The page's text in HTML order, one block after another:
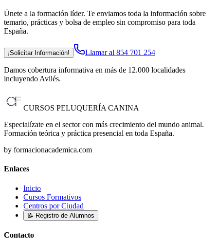
Únete a la formación líder. Te enviamos toda la información sobre
temario, prácticas y bolsa de empleo sin compromiso para toda
España.
¡Solicitar Información! Llamar al 854 701 254
Damos cobertura informativa en más de 12.000 localidades
incluyendo Avilés.
CURSOS PELUQUERÍA CANINA
Especialízate en el sector con más crecimiento del mundo animal.
Formación teórica y práctica presencial en toda España.
by formacionacademica.com
Enlaces
Inicio
Cursos Formativos
Centros por Ciudad
📝 Registro de Alumnos
Contacto